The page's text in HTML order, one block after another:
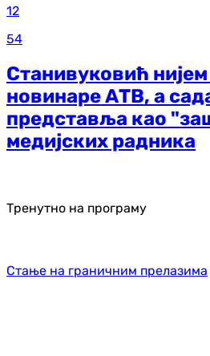
12
54
Станивуковић
новинаре АТВ, а
представља као
медијских радника
Тренутно на програму
Стање на граничним прелазима